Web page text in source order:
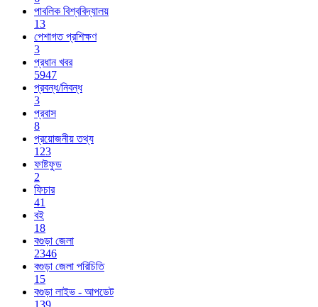
পাবলিক বিশ্ববিদ্যালয়
13
পেশাগত প্রশিক্ষণ
3
প্রধান খবর
5947
প্রবন্ধ/নিবন্ধ
3
প্রবাস
8
প্রয়োজনীয় তথ্য
123
ফাষ্টফুড
2
ফিচার
41
বই
18
বগুড়া জেলা
2346
বগুড়া জেলা পরিচিতি
15
বগুড়া লাইভ - আপডেট